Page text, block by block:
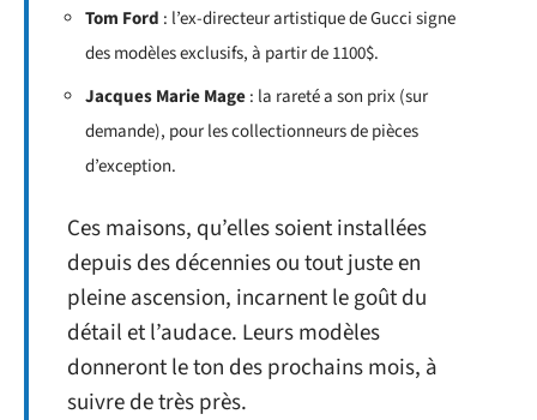
Tom Ford : l’ex-directeur artistique de Gucci signe
des modèles exclusifs, à partir de 1100$.
Jacques Marie Mage: la rareté a son prix (sur
demande), pour les collectionneurs de pièces
d’exception.
Ces maisons, qu’elles soient installées
depuis des décennies ou tout juste en
pleine ascension, incarnent le goût du
détail et l’audace. Leurs modèles
donneront le ton des prochains mois, à
suivre de très près.